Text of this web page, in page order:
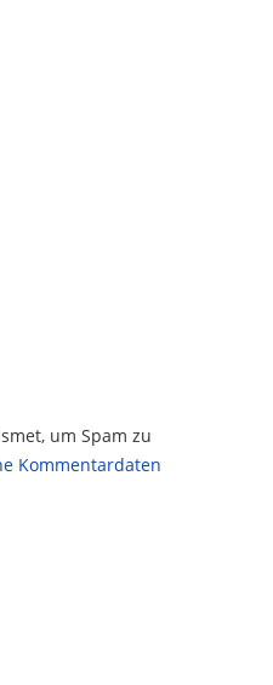
um Spam zu
Kommentardaten